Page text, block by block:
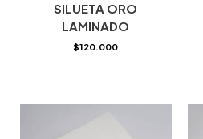
SILUETA ORO
LAMINADO
$120.000